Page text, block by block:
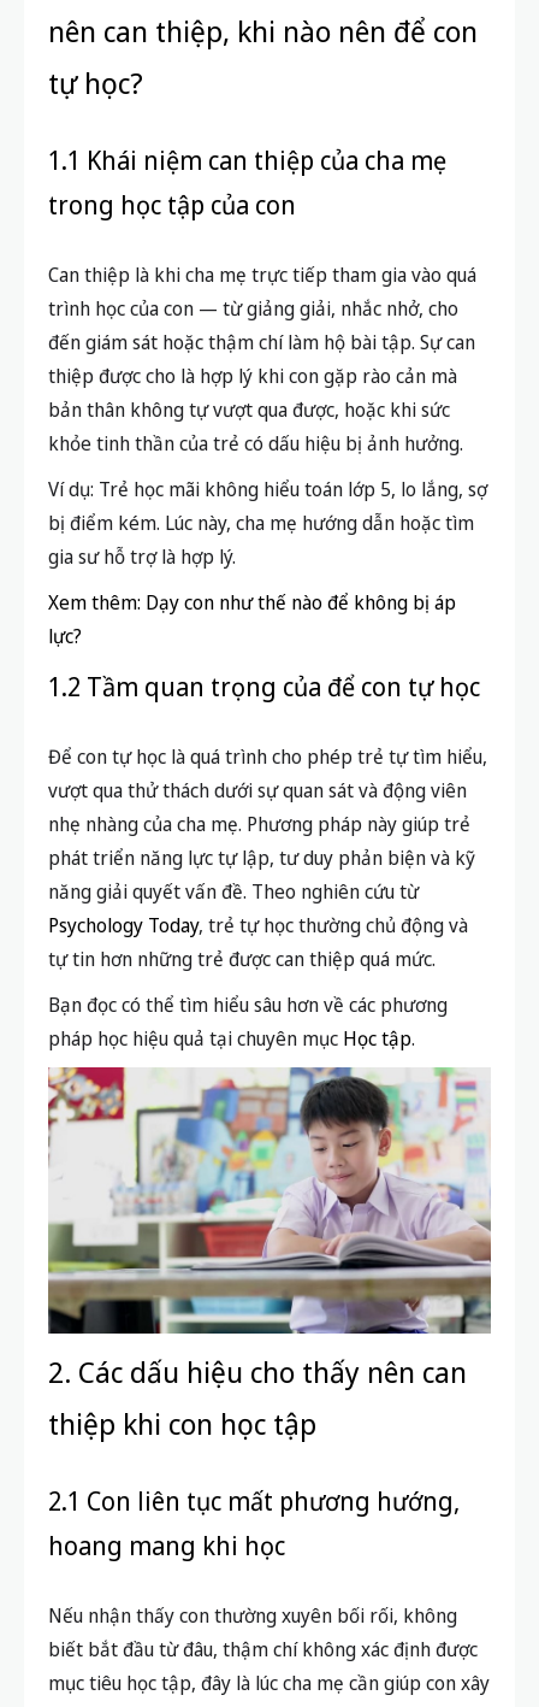
nên can thiệp, khi nào nên để con
tự học?
1.1 Khái niệm can thiệp của cha mẹ
trong học tập của con
Can thiệp là khi cha mẹ trực tiếp tham gia vào quá
trình học của con — từ giảng giải, nhắc nhở, cho
đến giám sát hoặc thậm chí làm hộ bài tập. Sự can
thiệp được cho là hợp lý khi con gặp rào cản mà
bản thân không tự vượt qua được, hoặc khi sức
khỏe tinh thần của trẻ có dấu hiệu bị ảnh hưởng.
Ví dụ: Trẻ học mãi không hiểu toán lớp 5, lo lắng, sợ
bị điểm kém. Lúc này, cha mẹ hướng dẫn hoặc tìm
gia sư hỗ trợ là hợp lý.
Xem thêm: Dạy con như thế nào để không bị áp
lực?
1.2 Tầm quan trọng của để con tự học
Để con tự học là quá trình cho phép trẻ tự tìm hiểu,
vượt qua thử thách dưới sự quan sát và động viên
nhẹ nhàng của cha mẹ. Phương pháp này giúp trẻ
phát triển năng lực tự lập, tư duy phản biện và kỹ
năng giải quyết vấn đề. Theo nghiên cứu từ
Psychology Today, trẻ tự học thường chủ động và
tự tin hơn những trẻ được can thiệp quá mức.
Bạn đọc có thể tìm hiểu sâu hơn về các phương
pháp học hiệu quả tại chuyên mục Học tập.
2. Các dấu hiệu cho thấy nên can
thiệp khi con học tập
2.1 Con liên tục mất phương hướng,
hoang mang khi học
Nếu nhận thấy con thường xuyên bối rối, không
biết bắt đầu từ đâu, thậm chí không xác định được
mục tiêu học tập, đây là lúc cha mẹ cần giúp con xây